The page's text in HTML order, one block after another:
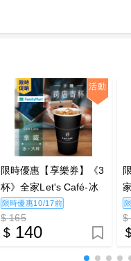
活動
限時優惠【享樂券】《3
杯》全家Let's Café-冰
拿鐵(大杯)
限時優惠10/17前
$ 165
140
$